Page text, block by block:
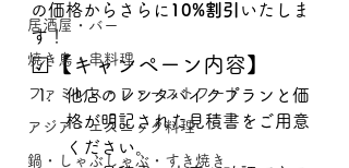
居酒屋・バー
焼き鳥・串料理
ファミレス・ファーストフード
アジア・エスニック料理
鍋・しゃぶしゃぶ・すき焼き
の価格からさらに 10%割引 いたしま
す！
☑【キャンペーン内容】
他店のレンタバイクプランと価
格が明記された見積書をご用意
ください。